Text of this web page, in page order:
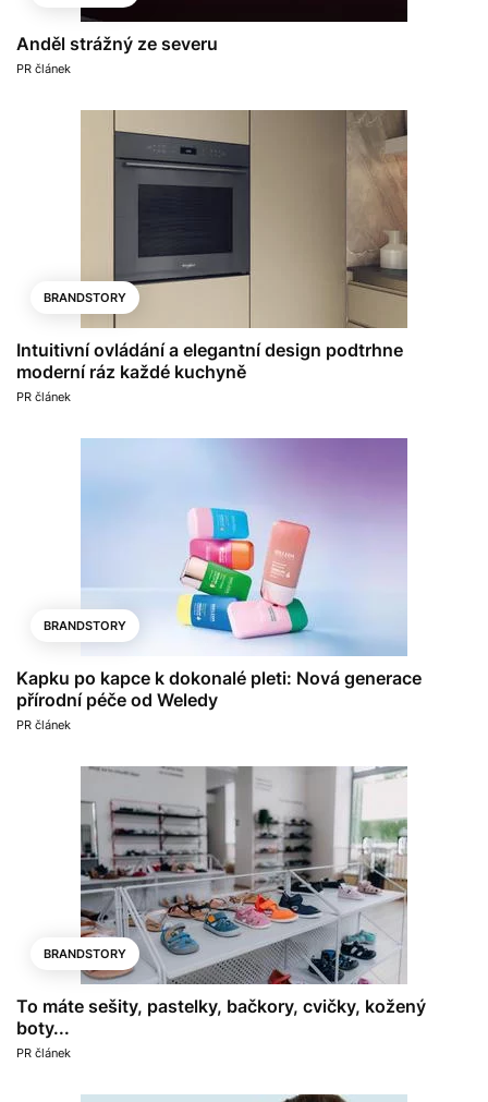
Anděl strážný ze severu
PR článek
BRANDSTORY
Intuitivní ovládání a elegantní design podtrhne
moderní ráz každé kuchyně
PR článek
BRANDSTORY
Kapku po kapce k dokonalé pleti: Nová generace
přírodní péče od Weledy
PR článek
BRANDSTORY
To máte sešity, pastelky, bačkory, cvičky, kožený
boty...
PR článek